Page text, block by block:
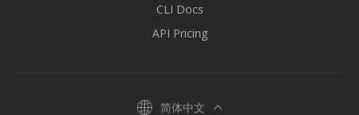
CLI Docs
API Pricing
简体中文